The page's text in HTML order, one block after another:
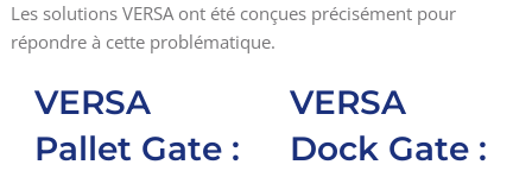
Les solutions VERSA ont été conçues précisément pour
répondre à cette problématique.
VERSA
Pallet Gate :
VERSA
Dock Gate :